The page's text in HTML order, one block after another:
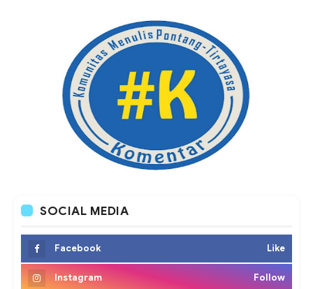
SOCIAL MEDIA
Facebook Like
Instagram Follow